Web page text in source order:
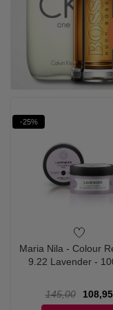
-25%
Maria Nila - Colour
9.22 Lavender -
145,00
108,95